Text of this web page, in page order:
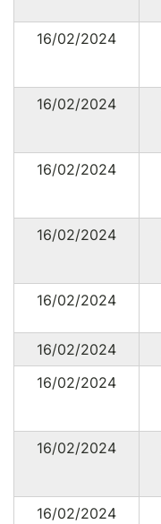
16/02/2024
16/02/2024
16/02/2024
16/02/2024
16/02/2024
16/02/2024
16/02/2024
16/02/2024
16/02/2024